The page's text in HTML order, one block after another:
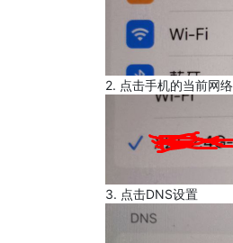
2. 点击手机的当前网
3. 点击DNS设置